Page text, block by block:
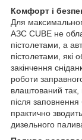
Комфорт і
Для
АЗС CUBE не
пістолетами, а
пістолетами, які
закінчення
роботи
влаштований
після
практично
дизельного